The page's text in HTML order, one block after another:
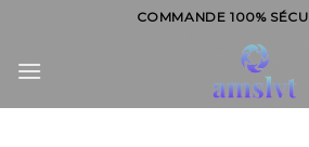
content
COMMANDE 100%